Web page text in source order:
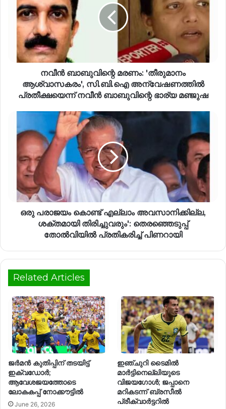
നവീൻ ബാബുവിന്റെ മരണം: 'തീരുമാനം
ആശ്വാസകരം', സി.ബി.ഐ അന്വേഷണത്തിൽ
പ്രതീക്ഷയെന്ന് നവീൻ ബാബുവിന്റെ ഭാര്യ മഞ്ജുഷ
ഒരു പരാജയം കൊണ്ട് എല്ലാം അവസാനിക്കില്ല,
ശക്തമായി തിരിച്ചുവരും': തെരഞ്ഞെടുപ്പ്
തോൽവിയിൽ പ്രതികരിച്ച് പിണറായി
Related Articles
ജർമൻ കുതിപ്പിന് തടയിട്ട്
ഇക്വഡോർ;
ആവേശജയത്തോടെ
ലോകകപ്പ് നോക്കൗട്ടിൽ
June 26, 2026
ഇഞ്ചുറി ടൈമിൽ
മാർട്ടിനെല്ലിയുടെ
വിജയഗോൾ; ജപ്പാനെ
മറികടന്ന് ബ്രസീൽ
പ്രീക്വാർട്ടറിൽ